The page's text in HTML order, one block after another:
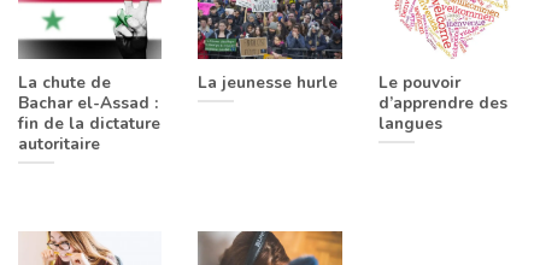
La chute de
Bachar el-Assad :
fin de la dictature
autoritaire
La jeunesse hurle
Le pouvoir
d’apprendre des
langues